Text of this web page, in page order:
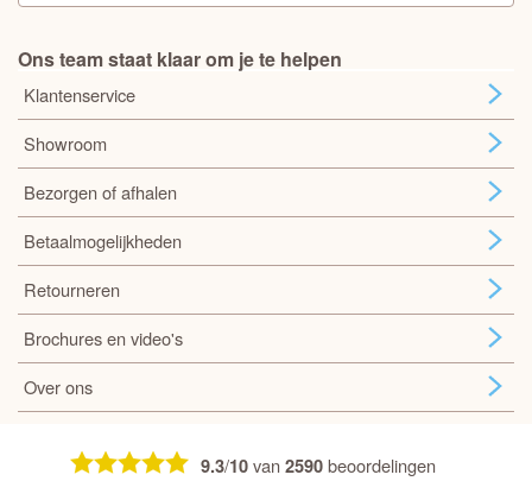
Ons team staat klaar om je te helpen
Klantenservice
Showroom
Bezorgen of afhalen
Betaalmogelijkheden
Retourneren
Brochures en video's
Over ons
9.3/10van2590beoordelingen